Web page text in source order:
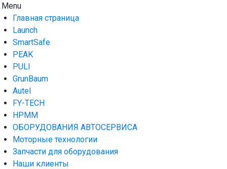
Skip
to
content
AUTO HOUSE
Технологии автосервиса — официальный дистрибьютор
Launch в Армении,Launch Armenia
Menu
Главная страница
Launch
SmartSafe
PEAK
PULI
GrunBaum
Autel
FY-TECH
HPMM
ОБОРУДОВАНИЯ АВТОСЕРВИСА
Моторные технологии
Запчасти для оборудования
Наши клиенты